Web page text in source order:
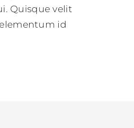
Quisque velit
id